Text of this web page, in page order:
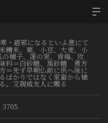
・避邪になるといふ意にて
米、栗、小豆、大麦、小
種子、蓮の実、青梅、玫
料＝白砂糖、黒砂糖 煮方
＝先ず早朝仏前に供へ後に
ばかりではなく家畜から植
。又親戚友人に贈る
3705